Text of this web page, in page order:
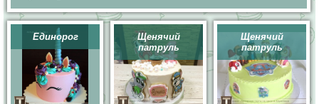
Единорог
Щенячий
патруль
Щенячий
патруль